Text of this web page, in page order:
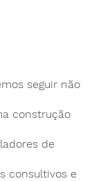
seguir não
construção
de
consultivos e